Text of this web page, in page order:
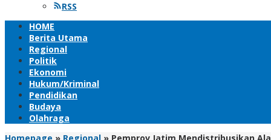
RSS
HOME
Berita Utama
Regional
Politik
Ekonomi
Hukum/Kriminal
Pendidikan
Budaya
Olahraga